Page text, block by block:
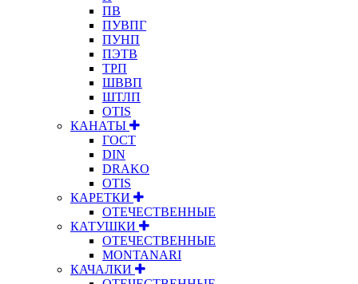
ПВ
ПУВПГ
ПУНП
ПЭТВ
ТРП
ШВВП
ШТЛП
OTIS
КАНАТЫ
ГОСТ
DIN
DRAKO
OTIS
КАРЕТКИ
ОТЕЧЕСТВЕННЫЕ
КАТУШКИ
ОТЕЧЕСТВЕННЫЕ
MONTANARI
КАЧАЛКИ